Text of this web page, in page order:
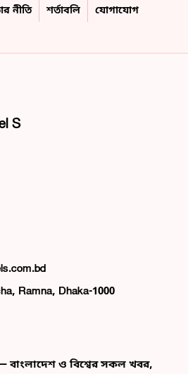
নীতি শর্তাবলি যোগাযোগ
S
Ramna, Dhaka-1000
বাংলাদেশ ও বিশ্বের সকল খবর,